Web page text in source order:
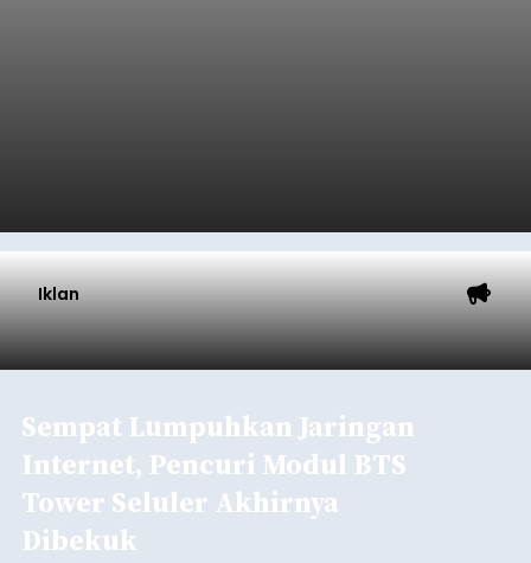
Iklan
Sempat Lumpuhkan Jaringan
Internet, Pencuri Modul BTS
Tower Seluler Akhirnya
Dibekuk